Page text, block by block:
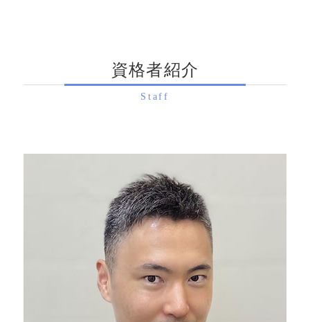
不動産 相続税評価額
相続税評価額 株式
配偶者居住権 評価方法
相続税 添付書類
納税資金 対策
相続税 税務調査 時期
相続税 申告 判断基準
家族信託 契約書
家族信託 デメリット
家族信託 費用 相場
家族信託 相談
相続税申告 大阪府 税理士
生前対策 八幡市 相談
生前対策 宇治市 税理士
相続税申告 八幡市 相談
相続税申告 宇治市 税理士
生前対策 長岡京市 相談
相続手続き 亀岡市 相談
相続税申告 京都市 税理士
相続税申告 亀岡市 相談
相続手続き 京都府 相談
相続税申告 宇治市 相談
資格者紹介
Staff